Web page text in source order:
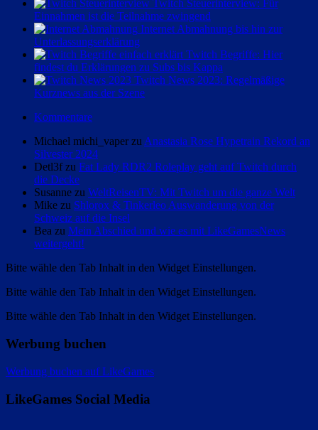
Twitch Steuerinterview: Für
Einnahmen ist die Teilnahme zwingend
Internet Abmahnung bis hin zur
Unterlassungserklärung
Twitch Begriffe: Hier
findest du Erklärungen zu Subs bis Kappa
Twitch News 2023: Regelmäßige
Kurznews aus der Szene
Kommentare
Michael michi_vaper zuAnastasia Rose Hypetrain Rekord an
Silvester 2024
Detl3f zu Fat Lady RDR2 Roleplay geht auf Twitch durch
die Decke
Susanne zu WeltReisenTV: Mit Twitch um die ganze Welt
Mike zu Shlorox & Tinkerleo Auswanderung von der
Schweiz auf die Insel
Bea zu Mein Abschied und wie es mit LikeGamesNews
weitergeht!
Bitte wähle den Tab Inhalt in den Widget Einstellungen.
Bitte wähle den Tab Inhalt in den Widget Einstellungen.
Bitte wähle den Tab Inhalt in den Widget Einstellungen.
Werbung buchen
Werbung buchen auf LikeGames
LikeGames Social Media